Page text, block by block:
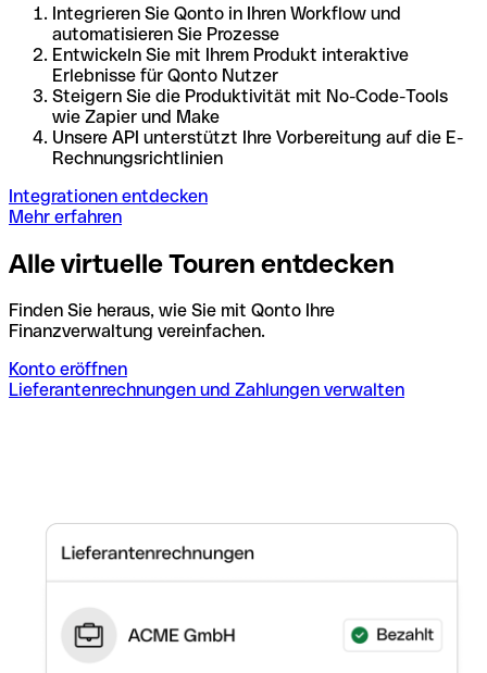
Integrieren Sie Qonto in Ihren Workflow und
automatisieren Sie Prozesse
Entwickeln Sie mit Ihrem Produkt interaktive
Erlebnisse für Qonto Nutzer
Steigern Sie die Produktivität mit No-Code-Tools
wie Zapier und Make
Unsere API unterstützt Ihre Vorbereitung auf die E-
Rechnungsrichtlinien
Integrationen entdecken
Mehr erfahren
Alle virtuelle Touren entdecken
Finden Sie heraus, wie Sie mit Qonto Ihre
Finanzverwaltung vereinfachen.
Konto eröffnen
Lieferantenrechnungen und Zahlungen verwalten